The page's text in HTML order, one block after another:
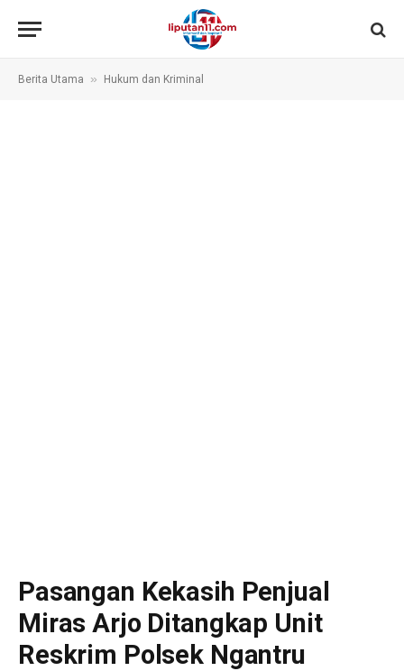
Berita Utama » Hukum dan Kriminal
Pasangan Kekasih Penjual
Miras Arjo Ditangkap Unit
Reskrim Polsek Ngantru